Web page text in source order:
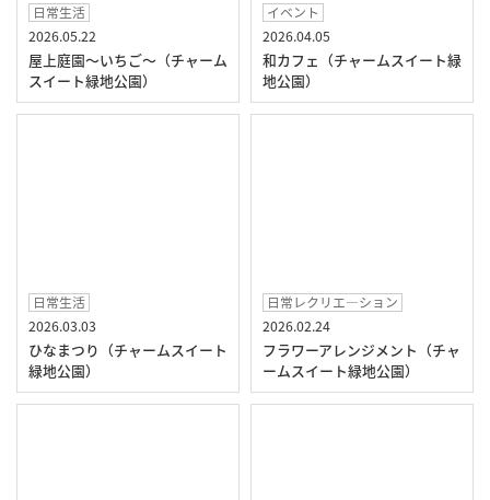
日常生活
2026.05.22
屋上庭園～いちご～（チャーム
スイート緑地公園）
イベント
2026.04.05
和カフェ（チャームスイート緑
地公園）
日常生活
2026.03.03
ひなまつり（チャームスイート
緑地公園）
日常レクリエ―ション
2026.02.24
フラワーアレンジメント（チャ
ームスイート緑地公園）